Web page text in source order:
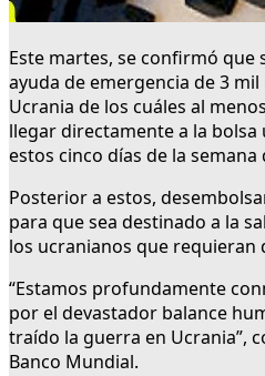
Este martes, se confirmó que
ayuda de emergencia de 3
Ucrania de los cuáles al
llegar directamente a la bolsa
estos cinco días de la semana
Posterior a estos,
para que sea destinado a la
los ucranianos que requieran
“Estamos profundamente
por el devastador balance
traído la guerra en Ucrania”,
Banco Mundial.